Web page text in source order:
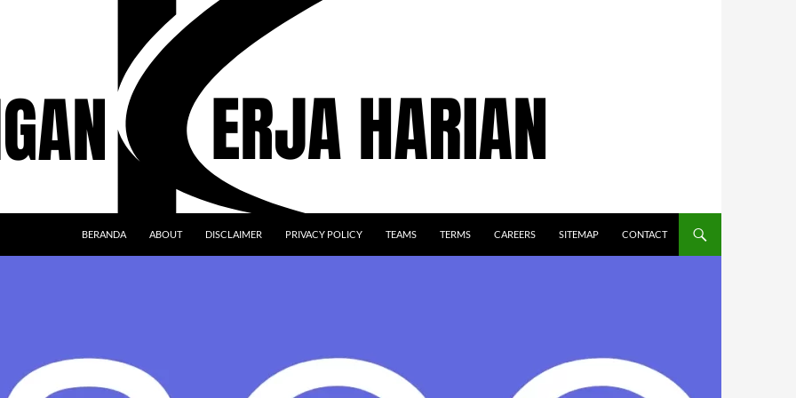
BERANDA ABOUT DISCLAIMER PRIVACY POLICY TEAMS TERMS CAREERS SITEMAP CONTACT